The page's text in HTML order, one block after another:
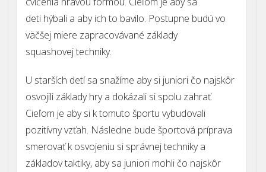
deti hýbali a aby ich to bavilo. Postupne budú vo
väčšej miere zapracovávané základy
squashovejtechniky.
U starších detí sa snažíme aby si juniori čo najskôr
osvojili základy hry a dokázali si spolu zahrať.
Cieľom je aby si k tomuto športu vybudovali
pozitívny vzťah. Následne bude športová príprava
smerovať k osvojeniu si správnej techniky a
základov taktiky, aby sa juniori mohli čo najskôr